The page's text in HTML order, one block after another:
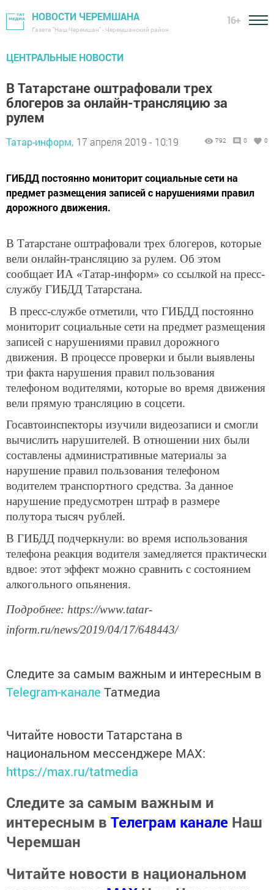
НОВОСТИ ЧЕРЕМШАНА
Газета "Наш Черемшан" - Черемшанский район
16+
ЦЕНТРАЛЬНЫЕ НОВОСТИ
В Татарстане оштрафовали трех
блогеров за онлайн-трансляцию за
рулем
Татар-информ, 17 апреля 2019 - 10:19 792 0 0
ГИБДД постоянно мониторит социальные сети на
предмет размещения записей с нарушениями правил
дорожного движения.
В Татарстане оштрафовали трех блогеров, которые
вели онлайн-трансляцию за рулем. Об этом
сообщает ИА «Татар-информ» со ссылкой на пресс-
службу ГИБДД Татарстана.
В пресс-службе отметили, что ГИБДД постоянно
мониторит социальные сети на предмет размещения
записей с нарушениями правил дорожного
движения. В процессе проверки и были выявлены
три факта нарушения правил пользования
телефоном водителями, которые во время движения
вели прямую трансляцию в соцсети.
Госавтоинспекторы изучили видеозаписи и смогли
вычислить нарушителей. В отношении них были
составлены административные материалы за
нарушение правил пользования телефоном
водителем транспортного средства. За данное
нарушение предусмотрен штраф в размере
полутора тысяч рублей.
В ГИБДД подчеркнули: во время использования
телефона реакция водителя замедляется практически
вдвое: этот эффект можно сравнить с состоянием
алкогольного опьянения.
Подробнее: https://www.tatar-
inform.ru/news/2019/04/17/648443/
Следите за самым важным и интересным в
Telegram-канале Татмедиа
Читайте новости Татарстана в
национальном мессенджере MАХ:
https://max.ru/tatmedia
Следите за самым важным и
интересным в Телеграм канале Наш
Черемшан
Читайте новости в национальном